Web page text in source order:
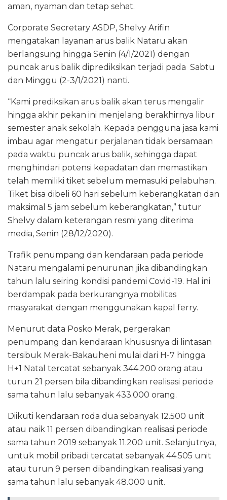
aman, nyaman dan tetap sehat.
Corporate Secretary ASDP, Shelvy Arifin
mengatakan layanan arus balik Nataru akan
berlangsung hingga Senin (4/1/2021) dengan
puncak arus balik diprediksikan terjadi pada Sabtu
dan Minggu (2-3/1/2021) nanti.
“Kami prediksikan arus balik akan terus mengalir
hingga akhir pekan ini menjelang berakhirnya libur
semester anak sekolah. Kepada pengguna jasa kami
imbau agar mengatur perjalanan tidak bersamaan
pada waktu puncak arus balik, sehingga dapat
menghindari potensi kepadatan dan memastikan
telah memiliki tiket sebelum memasuki pelabuhan.
Tiket bisa dibeli 60 hari sebelum keberangkatan dan
maksimal 5 jam sebelum keberangkatan,” tutur
Shelvy dalam keterangan resmi yang diterima
media, Senin (28/12/2020).
Trafik penumpang dan kendaraan pada periode
Nataru mengalami penurunan jika dibandingkan
tahun lalu seiring kondisi pandemi Covid-19. Hal ini
berdampak pada berkurangnya mobilitas
masyarakat dengan menggunakan kapal ferry.
Menurut data Posko Merak, pergerakan
penumpang dan kendaraan khususnya di lintasan
tersibuk Merak-Bakauheni mulai dari H-7 hingga
H+1 Natal tercatat sebanyak 344.200 orang atau
turun 21 persen bila dibandingkan realisasi periode
sama tahun lalu sebanyak 433.000 orang.
Diikuti kendaraan roda dua sebanyak 12.500 unit
atau naik 11 persen dibandingkan realisasi periode
sama tahun 2019 sebanyak 11.200 unit. Selanjutnya,
untuk mobil pribadi tercatat sebanyak 44.505 unit
atau turun 9 persen dibandingkan realisasi yang
sama tahun lalu sebanyak 48.000 unit.